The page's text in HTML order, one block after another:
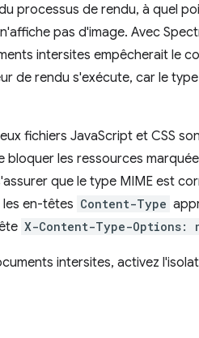
processus de rendu, à quel
pas d'image. Avec
intersites empêcherait le
de rendu s'exécute, car le
fichiers JavaScript et CSS
bloquer les ressources
que le type MIME est
en-têtes Content-Type
X-Content-Type-Options:
intersites, activez